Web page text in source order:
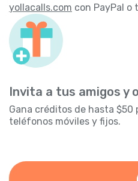
yollacalls.com con PayPal o
Invita a tus amigos y
Gana créditos de hasta $50
teléfonos móviles y fijos.